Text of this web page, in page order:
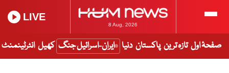
8 Aug, 2026
LIVE
صفحۂ اول تازہ ترین پاکستان دنیا ایران-اسرائیل جنگ کھیل انٹرٹینمنٹ